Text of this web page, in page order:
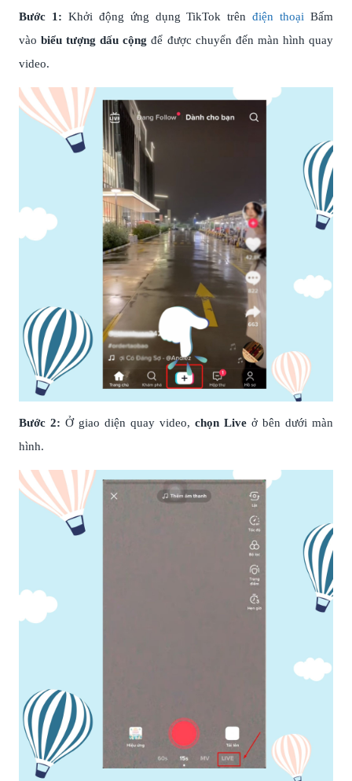
Bước 1: Khởi động ứng dụng TikTok trênđiện thoại Bấm
vàobiểu tượng dấu cộng để được chuyển đến màn hình quay
video.
Bước 2: Ở giao diện quay video, chọn Live ở bên dưới màn
hình.